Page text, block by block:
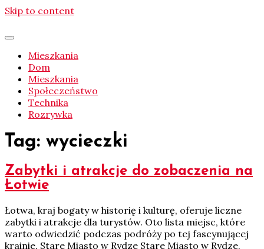
Skip to content
Mieszkania
Dom
Mieszkania
Społeczeństwo
Technika
Rozrywka
Tag: wycieczki
Zabytki i atrakcje do zobaczenia na
Łotwie
Łotwa, kraj bogaty w historię i kulturę, oferuje liczne
zabytki i atrakcje dla turystów. Oto lista miejsc, które
warto odwiedzić podczas podróży po tej fascynującej
krainie. Stare Miasto w Rydze Stare Miasto w Rydze,